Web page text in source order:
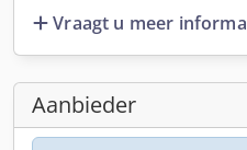
Vraagt u meer
Aanbieder